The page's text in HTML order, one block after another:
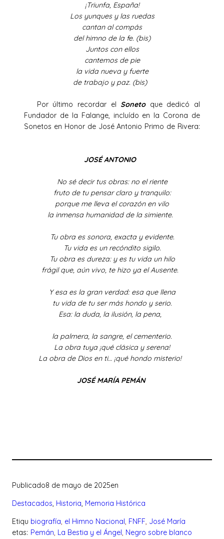
¡Triunfa, España!
Los yunques y las ruedas
cantan al compás
del himno de la fe. (bis)
Juntos con ellos
cantemos de pie
la vida nueva y fuerte
de trabajo y paz. (bis)
Por último recordar el Sonetoque dedicó al
Fundador de la Falange, incluído en la Corona de
Sonetos en Honor de José Antonio Primo de Rivera:
JOSÉ ANTONIO
No sé decir tus obras: no el riente
fruto de tu pensar claro y tranquilo:
porque me lleva el corazón en vilo
la inmensa humanidad de la simiente.
Tu obra es sonora, exacta y evidente.
Tu vida es un recóndito sigilo.
Tu obra es dureza: y es tu vida un hilo
frágil que, aún vivo, te hizo ya el Ausente.
Y esa es la gran verdad: esa que llena
tu vida de tu ser más hondo y serio.
Esa: la duda, la ilusión, la pena,
la palmera, la sangre, el cementerio.
La obra tuya ¡qué clásica y serena!
La obra de Dios en ti… ¡qué hondo misterio!
JOSÉ MARÍA PEMÁN
Publicado8 de mayo de 2025en
Destacados, Historia, Memoria Histórica
Etiqu
etas:
biografía, el Himno Nacional, FNFF, José María
Pemán, La Bestia y el Ángel, Negro sobre blanco